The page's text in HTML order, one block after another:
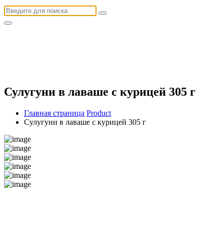
Найти:
Сулугуни в лаваше с курицей 305 г
Главная страница Product
Сулугуни в лаваше с курицей 305 г